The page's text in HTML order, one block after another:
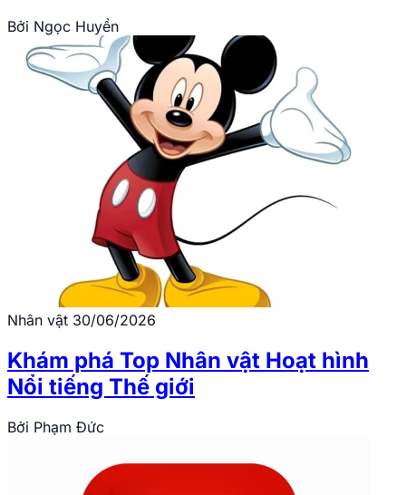
Bởi Ngọc Huyền
Nhân vật 30/06/2026
Khám phá Top Nhân vật Hoạt hình
Nổi tiếng Thế giới
Bởi Phạm Đức